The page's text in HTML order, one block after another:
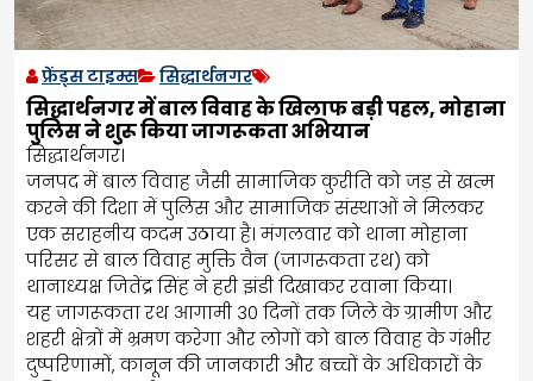
फ्रेंड्स टाइम्स सिद्धार्थनगर
सिद्धार्थनगर में बाल विवाह के खिलाफ बड़ी पहल, मोहाना
पुलिस ने शुरू किया जागरूकता अभियान
सिद्धार्थनगर।
जनपद में बाल विवाह जैसी सामाजिक कुरीति को जड़ से खत्म
करने की दिशा में पुलिस और सामाजिक संस्थाओं ने मिलकर
एक सराहनीय कदम उठाया है। मंगलवार को थाना मोहाना
परिसर से बाल विवाह मुक्ति वैन (जागरूकता रथ) को
थानाध्यक्ष जितेंद्र सिंह ने हरी झंडी दिखाकर रवाना किया।
यह जागरूकता रथ आगामी 30 दिनों तक जिले के ग्रामीण और
शहरी क्षेत्रों में भ्रमण करेगा और लोगों को बाल विवाह के गंभीर
दुष्परिणामों, कानून की जानकारी और बच्चों के अधिकारों के